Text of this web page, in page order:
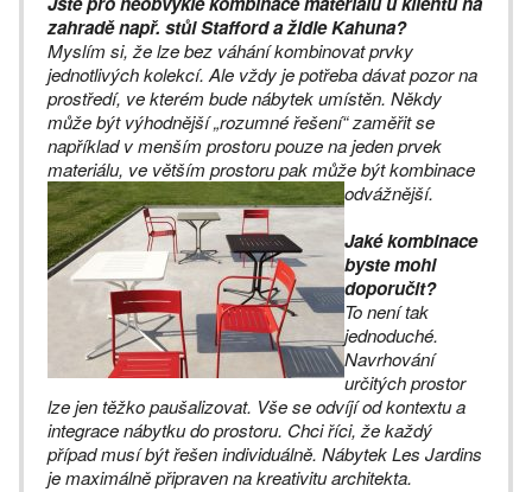
zahradě např. stůl Stafford a židle Kahuna?
Myslím si, že lze bez váhání kombinovat prvky
jednotlivých kolekcí. Ale vždy je potřeba dávat pozor na
prostředí, ve kterém bude nábytek umístěn. Někdy
může být výhodnější „rozumné řešení“ zaměřit se
například v menším prostoru pouze na jeden prvek
materiálu, ve větším prostoru pak může býtkombinace
odvážnější.
Jaké kombinace
byste mohl
doporučit?
To není tak
jednoduché.
Navrhování
určitých prostor
lze jen těžko paušalizovat. Vše se odvíjí od kontextu a
integrace nábytku do prostoru. Chci říci, že každý
případ musí být řešen individuálně. Nábytek Les Jardins
je maximálně připraven na kreativitu architekta.